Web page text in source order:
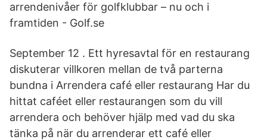
arrendenivåer för golfklubbar – nu och i
framtiden - Golf.se
September 12 . Ett hyresavtal för en restaurang
diskuterar villkoren mellan de två parterna
bundna i Arrendera café eller restaurang Har du
hittat caféet eller restaurangen som du vill
arrendera och behöver hjälp med vad du ska
tänka på när du arrenderar ett café eller